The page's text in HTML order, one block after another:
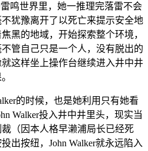
鸣世界里，她一推理完落雷不会
犹豫离开了以死亡来提示安全地
黑的地域，开始探索整个环境，
管自己只是一个人，没有脱出的
这样坐上操作台继续进入井中井
的时候，也是她利用只有她看
Walker投入井中井里头，现实当
（因本人格早濑浦局长已经死
出按纽，John Walker就永远陷入